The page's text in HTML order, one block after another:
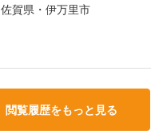
佐賀県・伊万里市
閲覧履歴をもっと見る